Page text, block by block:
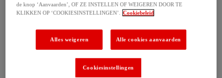
de knop ‘Aanvaarden’, OF ZE INSTELLEN OF WEIGEREN DOOR TE
KLIKKEN OP ‘COOKIESINSTELLINGEN’. Cookiebeleid
Alles weigeren Alle cookies aanvaarden
Cookiesinstellingen